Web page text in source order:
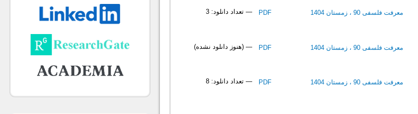
معرفت فلسفی 90 ، زمستان 1404 PDF — تعداد دانلود: 3
معرفت فلسفی 90 ، زمستان 1404 PDF — (هنوز دانلود نشده)
معرفت فلسفی 90 ، زمستان 1404 PDF — تعداد دانلود: 8